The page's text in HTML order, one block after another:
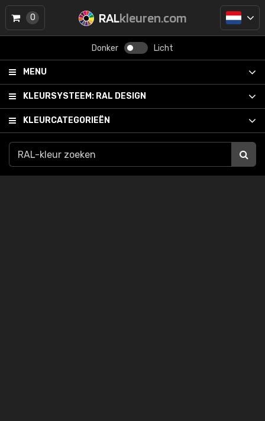
RALkleuren.com
Donker Licht
MENU
KLEURSYSTEEM: RAL DESIGN
KLEURCATEGORIEËN
0